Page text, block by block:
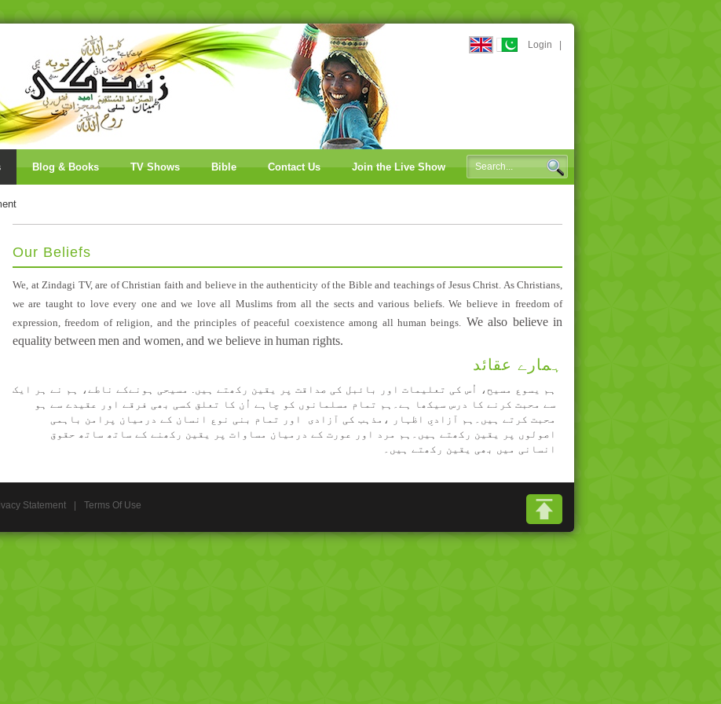
Login
Blog & Books TV Shows Bible Contact Us Join the Live Show
Our Beliefs
We, at Zindagi TV, are of Christian faith and believe in the authenticity of the Bible and teachings of Jesus Christ. As Christians,
we are taught to love every one and we love all Muslims from all the sects and various beliefs.We believe in freedom of
expression,freedom of religion, and the principles of peaceful coexistenceamong all human beings. We also believe in
equalitybetween men and women, and we believe in human rights.
ہمارے عقائد
ہم یسوع مسیح، اُس کی تعلیمات اور بائبل کی صداقت پر یقین رکھتے ہیں. مسیحی ہونےکے ناطے، ہم نے ہر ایک
سے محبت کرنے کا درس سیکھا ہے۔ہم تمام مسلمانوں کو چاہے اُن کا تعلق کسی بھی فرقے اور عقیدے سے ہو
محبت کرتے ہیں۔ہم آزادیِ اظہار ،مذہب کی آزادی اور تمام بنی نوع انسان کے درمیان پرامن باہمی
اصولوں پر یقین رکھتے ہیں۔ہم مرد اور عورت کے درمیان مساوات پر یقین رکھنے کے ساتھ ساتھ حقوق
انسانی میں بھی یقین رکھتے ہیں۔
Statement Terms Of Use